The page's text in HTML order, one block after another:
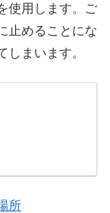
使用します。ご
止めることにな
しまいます。
所